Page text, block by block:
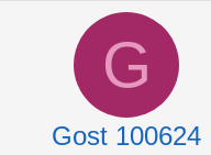
G
Gost 100624